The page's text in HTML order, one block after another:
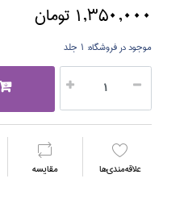
1,350,000 تومان
موجود در فروشگاه: 1 جلد
علاقه‌مندي‌ها مقايسه